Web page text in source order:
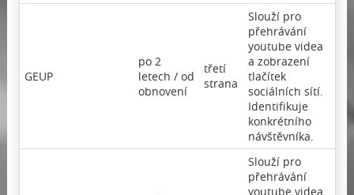
GEUP
po 2
letech / od
obnovení
třetí
strana
Slouží pro
přehrávání
youtube videa
a zobrazení
tlačítek
sociálních sítí.
Identifikuje
konkrétního
návštěvníka.
Slouží pro
přehrávání
youtube videa